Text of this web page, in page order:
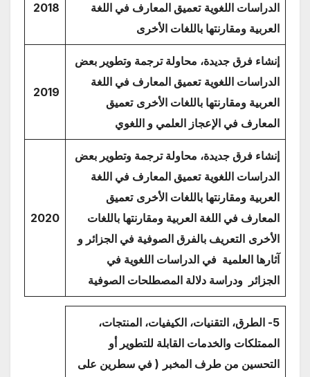
الدراسات اللغوية تعميق المعارف في اللغة
العربية ومقارنتها باللغات الأخرى
2018
إنشاء فرق جديدة، محاولة ترجمة وتطوير بعض
الدراسات اللغوية تعميق المعارف في اللغة
العربية ومقارنتها باللغات الأخرى تعميق
المعارف في الإعجاز العلمي و اللغوي
2019
إنشاء فرق جديدة، محاولة ترجمة وتطوير بعض
الدراسات اللغوية تعميق المعارف في اللغة
العربية ومقارنتها باللغات الأخرى تعميق
المعارف في اللغة العربية ومقارنتها باللغات
الأخرى التعريف بالفرق الصوفية في الجزائر و
آثارها العلمية في الدراسات اللغوية في
الجزائر ودراسة دلالة المصطلحات الصوفية
2020
5- الطرق، التقنيات، الكيفيات، المنتجات،
الممتلكات والخدمات القابلة للتطوير أو
التحسين من طرف المخبر ( في سطرين على